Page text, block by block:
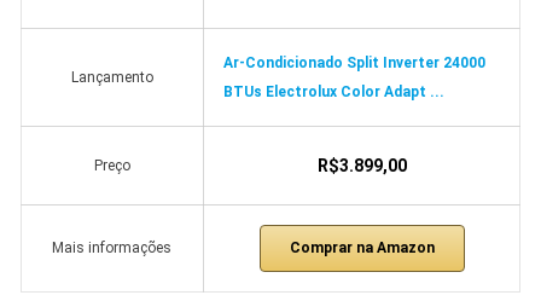
Lançamento
Ar-Condicionado Split Inverter 24000
BTUs Electrolux Color Adapt ...
Preço R$3.899,00
Mais informações Comprar na Amazon